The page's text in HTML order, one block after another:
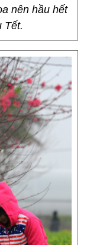
nên hầu hết
Tết.